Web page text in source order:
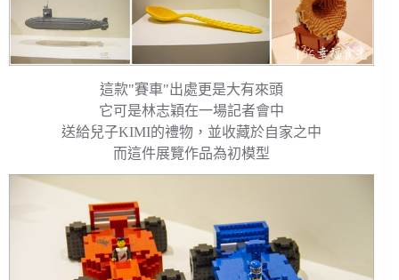
這款"賽車"出處更是大有來頭
它可是林志穎在一場記者會中
送給兒子KIMI的禮物，並收藏於自家之中
而這件展覽作品為初模型